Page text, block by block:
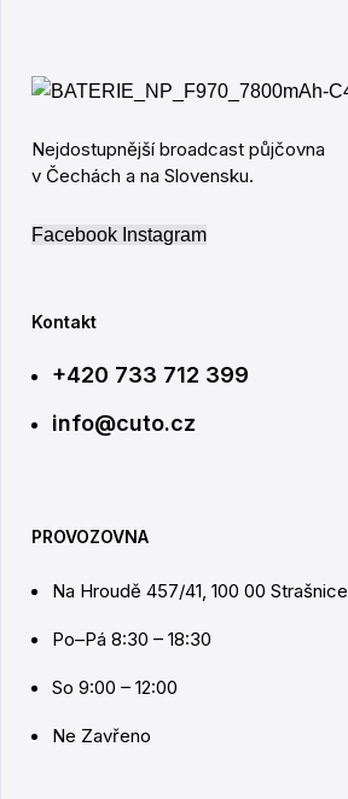
Nejdostupnější broadcast půjčovna
v Čechách a na Slovensku.
Facebook Instagram
Kontakt
+420 733 712 399
info@cuto.cz
PROVOZOVNA
Na Hroudě 457/41, 100 00 Strašnice
Po–Pá 8:30 – 18:30
So 9:00 – 12:00
Ne Zavřeno